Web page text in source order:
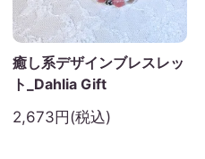
癒し系デザインブレスレッ
ト_Dahlia Gift
2,673円(税込)